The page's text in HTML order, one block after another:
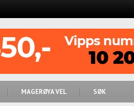
MAGERØYA VEL SØK